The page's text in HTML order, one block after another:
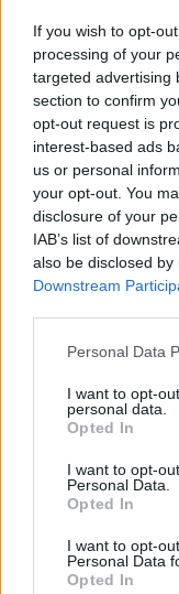
If you wish to opt-
processing of your
targeted advertising
section to confirm
opt-out request is
interest-based ads
us or personal
your opt-out. You
disclosure of your
IAB’s list of
also be disclosed
Downstream
Please note that
not limited to your
grant or deny
use your data for
consent section.
Personal Data
I want to opt-
personal data.
Opted In
I want to opt-
Personal Data.
Opted In
I want to opt-
Personal Data
Opted In
A vonal nem túl
Ami még más
nyolcvanas
Škoda/LIAZ
pöfögött. Meg is